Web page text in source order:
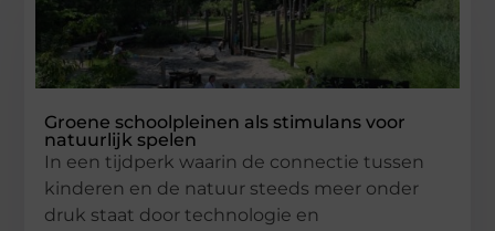
Groene schoolpleinen als stimulans voor
natuurlijk spelen
In een tijdperk waarin de connectie tussen
kinderen en de natuur steeds meer onder
druk staat door technologie en